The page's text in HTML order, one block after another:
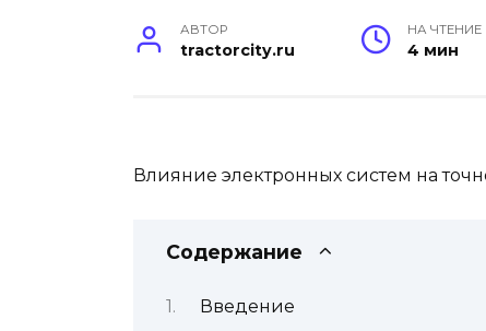
АВТОР
tractorcity.ru
НА ЧТЕНИЕ
4 мин
Влияние электронных систем на
Содержание
Введение